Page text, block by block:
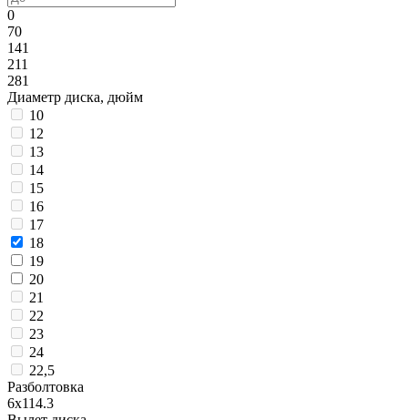
0
70
141
211
281
Диаметр диска, дюйм
10
12
13
14
15
16
17
18
19
20
21
22
23
24
22,5
Разболтовка
6x114.3